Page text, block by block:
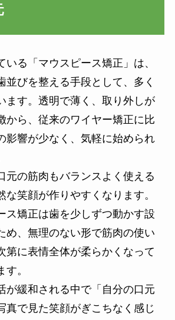
いる「マウスピース矯正」は、
並びを整える手段として、多く
ます。透明で薄く、取り外しが
から、従来のワイヤー矯正に比
影響が少なく、気軽に始められ
元の筋肉もバランスよく使える
な笑顔が作りやすくなります。
ス矯正は歯を少しずつ動かす設
め、無理のない形で筋肉の使い
第に表情全体が柔らかくなって
。
が緩和される中で「自分の口元
真で見た笑顔がぎこちなく感じ